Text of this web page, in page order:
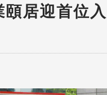
頤居迎首位